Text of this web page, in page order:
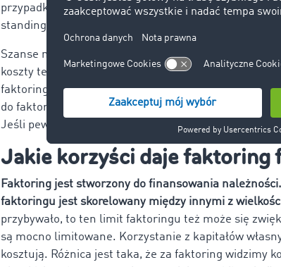
przypadku klienta firmy transportowej. Dopiero na
standing (kondycja finansowa firmy).
Szanse na otrzymanie faktoringu na pewno zwiększa
koszty tej usługi. Należności można ubezpieczyć
faktoringową. Ważnym elementem w pierwszym
do faktoringu, trzeba dopełnić formalności z
Jeśli pewne rzeczy się przeoczy, to ubezpieczenie
Jakie korzyści daje
Faktoring jest stworzony do finansowania
faktoringu jest skorelowany między innymi z
przybywało, to ten limit faktoringu też może się
są mocno limitowane. Korzystanie z kapitałów
kosztują. Różnica jest taka, że za faktoring widzimy